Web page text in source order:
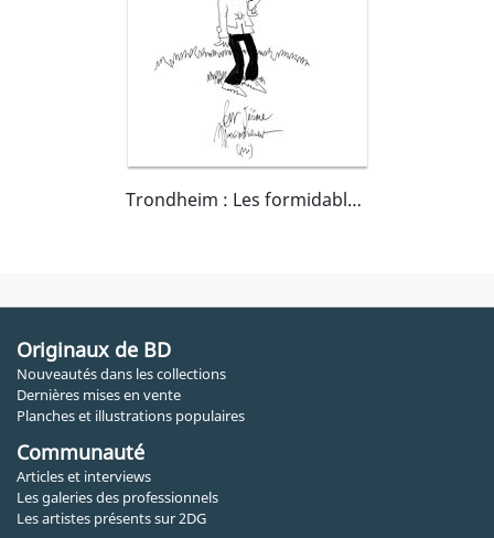
Trondheim : Les formidables aventures de Lapinot tome 9 EO, dédicace
Originaux de BD
Nouveautés dans les collections
Dernières mises en vente
Planches et illustrations populaires
Communauté
Articles et interviews
Les galeries des professionnels
Les artistes présents sur 2DG